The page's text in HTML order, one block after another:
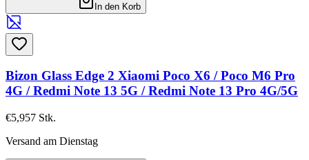
In den Korb
Bizon Glass Edge 2 Xiaomi Poco X6 / Poco M6 Pro
4G / Redmi Note 13 5G / Redmi Note 13 Pro 4G/5G
€5,957 Stk.
Versand am Dienstag